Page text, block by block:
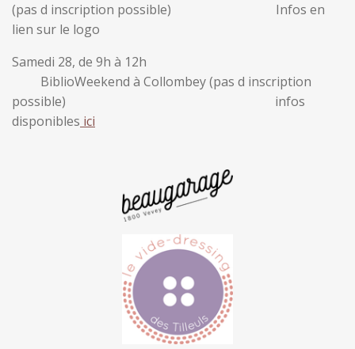
(pas d inscription possible) Infos en
lien sur le logo
Samedi 28, de 9h à 12h
BiblioWeekend à Collombey (pas d inscription
possible) infos
disponibles ici